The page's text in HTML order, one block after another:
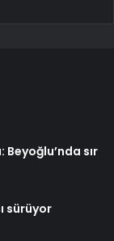
sır
sürüyor